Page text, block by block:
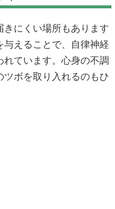
にくい場所もあります
与えることで、自律神経
ています。心身の不調
ツボを取り入れるのもひ